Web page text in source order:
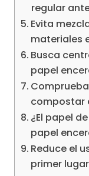
regular
Evita
materiales
Busca
papel
compostar
¿El papel
papel
Reduce el
primer lugar